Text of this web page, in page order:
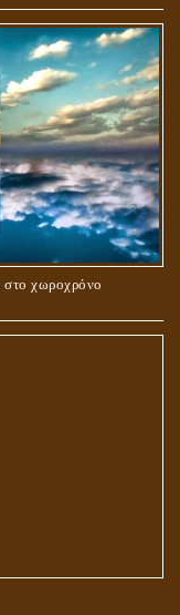
στο χωροχρόνο